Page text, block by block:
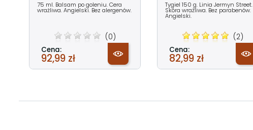
75 ml. Balsam po goleniu. Cera
wrażliwa. Angielski. Bez alergenów.
(0)
Cena:
92,99 zł
Tygiel 150 g. Linia Jermyn Street.
Skóra wrażliwa. Bez parabenów.
Angielski.
(2)
Cena:
82,99 zł